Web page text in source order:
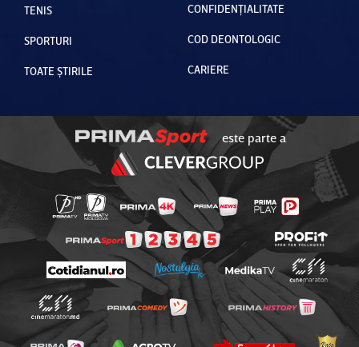
TENIS
SPORTURI
TOATE ȘTIRILE
CONFIDENȚIALITATE
COD DEONTOLOGIC
CARIERE
este parte a